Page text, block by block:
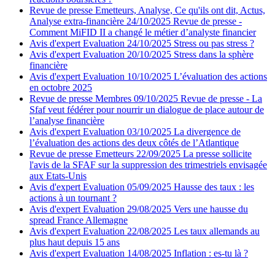
Revue de presse Emetteurs, Analyse, Ce qu'ils ont dit, Actus,
Analyse extra-financière 24/10/2025 Revue de presse -
Comment MiFID II a changé le métier d’analyste financier
Avis d'expert Evaluation 24/10/2025 Stress ou pas stress ?
Avis d'expert Evaluation 20/10/2025 Stress dans la sphère
financière
Avis d'expert Evaluation 10/10/2025 L’évaluation des actions
en octobre 2025
Revue de presse Membres 09/10/2025 Revue de presse - La
Sfaf veut fédérer pour nourrir un dialogue de place autour de
l’analyse financière
Avis d'expert Evaluation 03/10/2025 La divergence de
l’évaluation des actions des deux côtés de l’Atlantique
Revue de presse Emetteurs 22/09/2025 La presse sollicite
l'avis de la SFAF sur la suppression des trimestriels envisagée
aux Etats-Unis
Avis d'expert Evaluation 05/09/2025 Hausse des taux : les
actions à un tournant ?
Avis d'expert Evaluation 29/08/2025 Vers une hausse du
spread France Allemagne
Avis d'expert Evaluation 22/08/2025 Les taux allemands au
plus haut depuis 15 ans
Avis d'expert Evaluation 14/08/2025 Inflation : es-tu là ?